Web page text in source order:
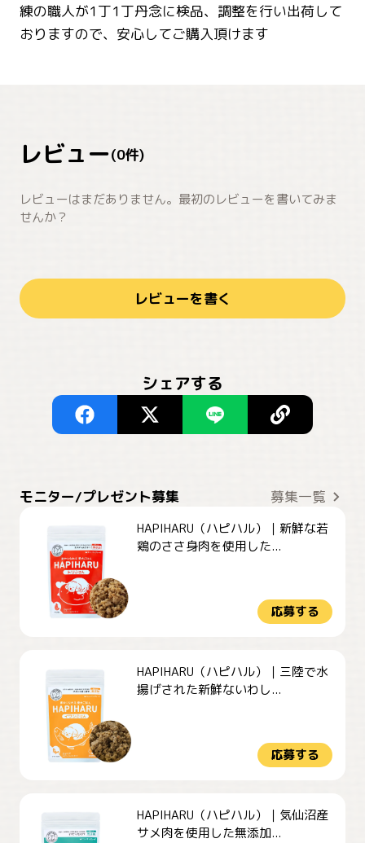
練の職人が1丁1丁丹念に検品、調整を行い出荷して
おりますので、安心してご購入頂けます
レビュー(0件)
レビューはまだありません。最初のレビューを書いてみま
せんか？
レビューを書く
シェアする
モニター/プレゼント募集 募集一覧
HAPIHARU（ハピハル）｜新鮮な若
鶏のささ身肉を使用した...
応募する
HAPIHARU（ハピハル）｜三陸で水
揚げされた新鮮ないわし...
応募する
HAPIHARU（ハピハル）｜気仙沼産
サメ肉を使用した無添加...